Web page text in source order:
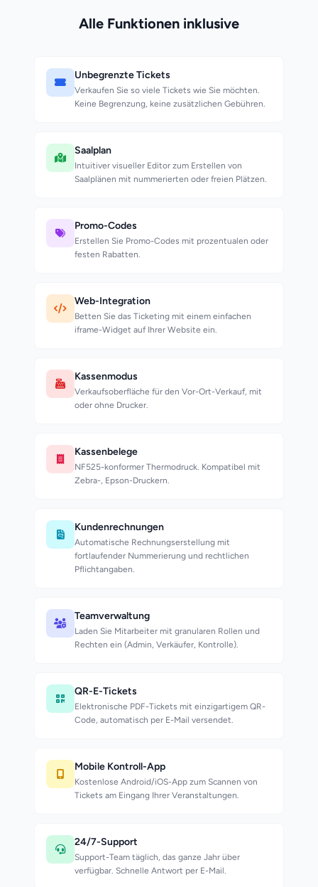
Alle Funktionen inklusive
Unbegrenzte Tickets
Verkaufen Sie so viele Tickets wie Sie möchten.
Keine Begrenzung, keine zusätzlichen Gebühren.
Saalplan
Intuitiver visueller Editor zum Erstellen von
Saalplänen mit nummerierten oder freien Plätzen.
Promo-Codes
Erstellen Sie Promo-Codes mit prozentualen oder
festen Rabatten.
Web-Integration
Betten Sie das Ticketing mit einem einfachen
iframe-Widget auf Ihrer Website ein.
Kassenmodus
Verkaufsoberfläche für den Vor-Ort-Verkauf, mit
oder ohne Drucker.
Kassenbelege
NF525-konformer Thermodruck. Kompatibel mit
Zebra-, Epson-Druckern.
Kundenrechnungen
Automatische Rechnungserstellung mit
fortlaufender Nummerierung und rechtlichen
Pflichtangaben.
Teamverwaltung
Laden Sie Mitarbeiter mit granularen Rollen und
Rechten ein (Admin, Verkäufer, Kontrolle).
QR-E-Tickets
Elektronische PDF-Tickets mit einzigartigem QR-
Code, automatisch per E-Mail versendet.
Mobile Kontroll-App
Kostenlose Android/iOS-App zum Scannen von
Tickets am Eingang Ihrer Veranstaltungen.
24/7-Support
Support-Team täglich, das ganze Jahr über
verfügbar. Schnelle Antwort per E-Mail.